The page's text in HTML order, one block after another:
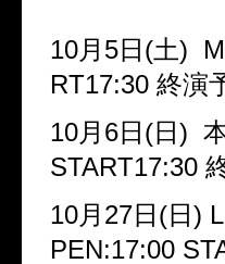
10月 5日 (土)
RT17:30 終演
10月 6日 (日 )
START17:30
10月 27日 (日 )
PEN:17:00